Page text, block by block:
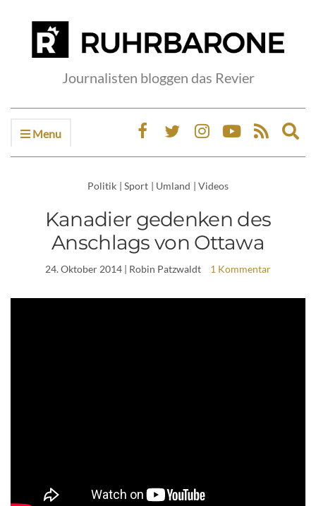
Journalisten bloggen das Revier
Menu
Politik | Sport | Umland | Videos
Kanadier gedenken des
Anschlags von Ottawa
24. Oktober 2014 | Robin Patzwaldt 1 Kommentar